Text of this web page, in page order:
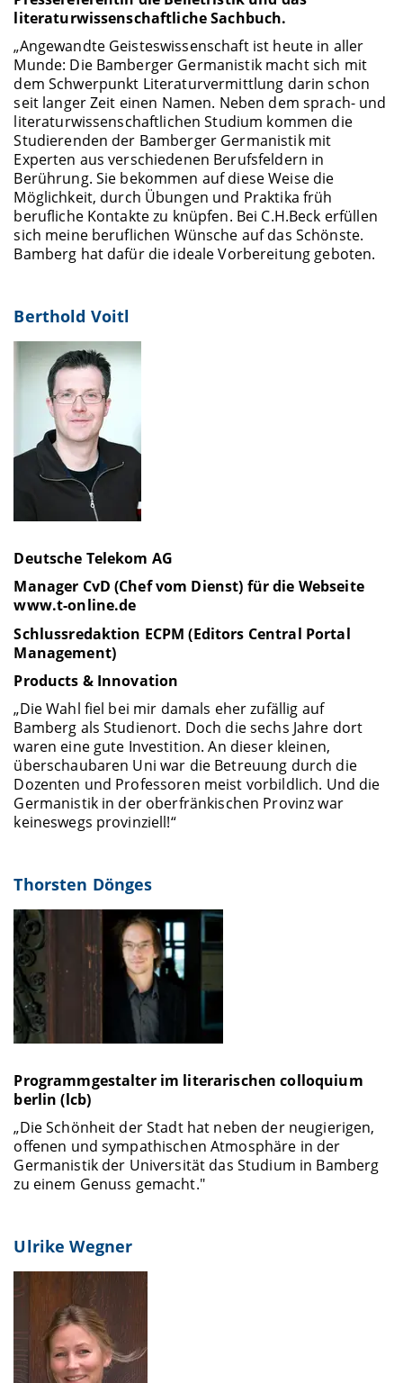
literaturwissenschaftliche Sachbuch.
„Angewandte Geisteswissenschaft ist heute in aller
Munde: Die Bamberger Germanistik macht sich mit
dem Schwerpunkt Literaturvermittlung darin schon
seit langer Zeit einen Namen. Neben dem sprach- und
literaturwissenschaftlichen Studium kommen die
Studierenden der Bamberger Germanistik mit
Experten aus verschiedenen Berufsfeldern in
Berührung. Sie bekommen auf diese Weise die
Möglichkeit, durch Übungen und Praktika früh
berufliche Kontakte zu knüpfen. Bei C.H.Beck erfüllen
sich meine beruflichen Wünsche auf das Schönste.
Bamberg hat dafür die ideale Vorbereitung geboten.
Berthold Voitl
Deutsche Telekom AG
Manager CvD (Chef vom Dienst) für die Webseite
www.t-online.de
Schlussredaktion ECPM (Editors Central Portal
Management)
Products & Innovation
„Die Wahl fiel bei mir damals eher zufällig auf
Bamberg als Studienort. Doch die sechs Jahre dort
waren eine gute Investition. An dieser kleinen,
überschaubaren Uni war die Betreuung durch die
Dozenten und Professoren meist vorbildlich. Und die
Germanistik in der oberfränkischen Provinz war
keineswegs provinziell!“
Thorsten Dönges
Programmgestalter im literarischen colloquium
berlin (lcb)
„Die Schönheit der Stadt hat neben der neugierigen,
offenen und sympathischen Atmosphäre in der
Germanistik der Universität das Studium in Bamberg
zu einem Genuss gemacht."
Ulrike Wegner